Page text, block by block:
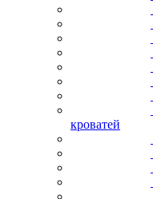
кроватей